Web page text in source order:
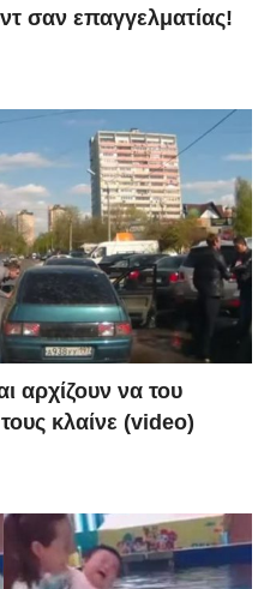
σαν επαγγελματίας!
αρχίζουν να του
κλαίνε (video)